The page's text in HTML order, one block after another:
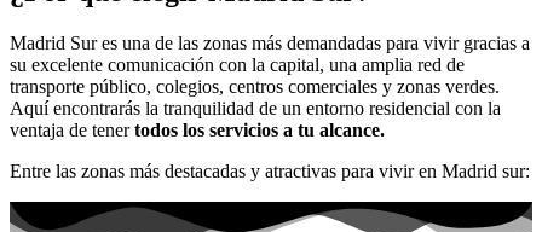
Madrid Sur es una de las zonas más demandadas para vivir gracias a
su excelente comunicación con la capital, una amplia red de
transporte público, colegios, centros comerciales y zonas verdes.
Aquí encontrarás la tranquilidad de un entorno residencial con la
ventaja de tenertodos los servicios a tu alcance.
Entre las zonas más destacadas y atractivas para vivir en Madrid sur: